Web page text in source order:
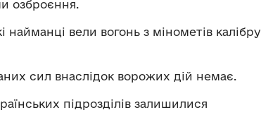
озброєння.
найманці вели вогонь з мінометів калібру
сил внаслідок ворожих дій немає.
підрозділів залишилися